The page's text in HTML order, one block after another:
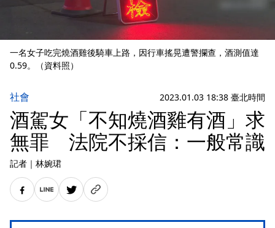
一名女子吃完燒酒雞後騎車上路，因行車搖晃遭警攔查，酒測值達
0.59。（資料照）
社會 2023.01.03 18:38 臺北時間
酒駕女「不知燒酒雞有酒」求
無罪 法院不採信：一般常識
記者 ｜ 林婉珺